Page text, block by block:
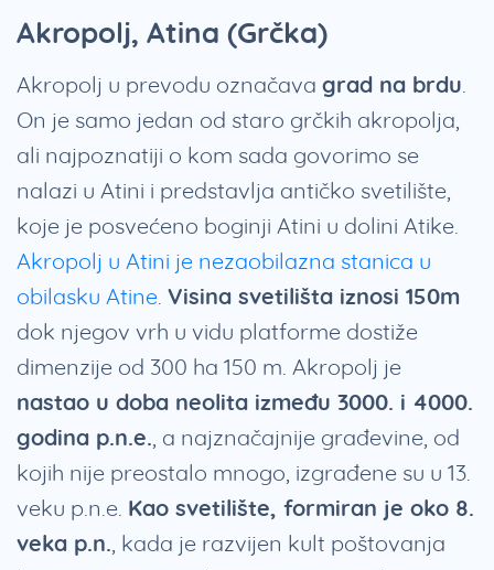
Akropolj, Atina (Grčka)
Akropolj u prevodu označava grad na brdu.
On je samo jedan od staro grčkih akropolja,
ali najpoznatiji o kom sada govorimo se
nalazi u Atini i predstavlja antičko svetilište,
koje je posvećeno boginji Atini u dolini Atike.
Akropolj u Atini je nezaobilazna stanica u
obilasku Atine. Visina svetilišta iznosi 150m
dok njegov vrh u vidu platforme dostiže
dimenzije od 300 ha 150 m. Akropolj je
nastao u doba neolita između 3000. i 4000.
godina p.n.e., a najznačajnije građevine, od
kojih nije preostalo mnogo, izgrađene su u 13.
veku p.n.e. Kao svetilište, formiran je oko 8.
veka p.n., kada je razvijen kult poštovanja